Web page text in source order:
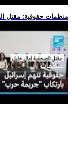
.. منظمات حقوقية: مقتل